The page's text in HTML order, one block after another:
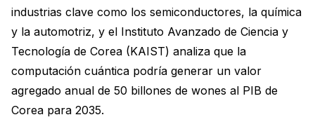
industrias clave como los semiconductores, la química
y la automotriz, y el Instituto Avanzado de Ciencia y
Tecnología de Corea (KAIST) analiza que la
computación cuántica podría generar un valor
agregado anual de 50 billones de wones al PIB de
Corea para 2035.